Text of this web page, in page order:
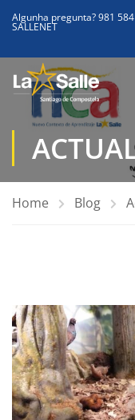
Algunha pregunta? 981
SALLENET
Home Blog